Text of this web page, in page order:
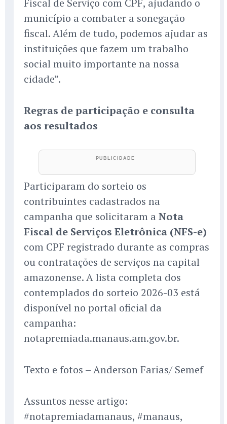
Fiscal de Serviço com CPF, ajudando o
município a combater a sonegação
fiscal. Além de tudo, podemos ajudar as
instituições que fazem um trabalho
social muito importante na nossa
cidade”.
Regras de participação e consulta
aos resultados
Participaram do sorteio os
contribuintes cadastrados na
campanha que solicitaram a Nota
Fiscal de Serviços Eletrônica (NFS-e)
com CPF registrado durante as compras
ou contratações de serviços na capital
amazonense. A lista completa dos
contemplados do sorteio 2026-03 está
disponível no portal oficial da
campanha:
notapremiada.manaus.am.gov.br.
Texto e fotos – Anderson Farias/ Semef
Assuntos nesse artigo:
#notapremiadamanaus, #manaus,